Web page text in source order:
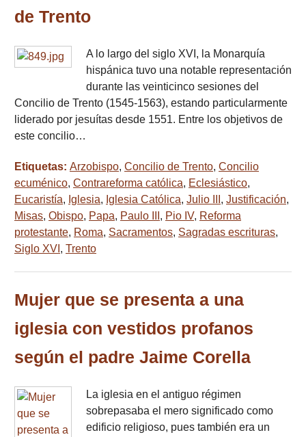
de Trento
A lo largo del siglo XVI, la Monarquía
hispánica tuvo una notable representación
durante las veinticinco sesiones del
Concilio de Trento (1545-1563), estando particularmente
liderado por jesuítas desde 1551. Entre los objetivos de
este concilio…
Etiquetas: Arzobispo, Concilio de Trento, Concilio
ecuménico, Contrareforma católica, Eclesiástico,
Eucaristía, Iglesia, Iglesia Católica, Julio III , Justificación,
Misas, Obispo, Papa, Paulo III , Pio IV, Reforma
protestante, Roma, Sacramentos, Sagradas escrituras,
Siglo XVI , Trento
Mujer que se presenta a una
iglesia con vestidos profanos
según el padre Jaime Corella
La iglesia en el antiguo régimen
sobrepasaba el mero significado como
edificio religioso, pues también era un